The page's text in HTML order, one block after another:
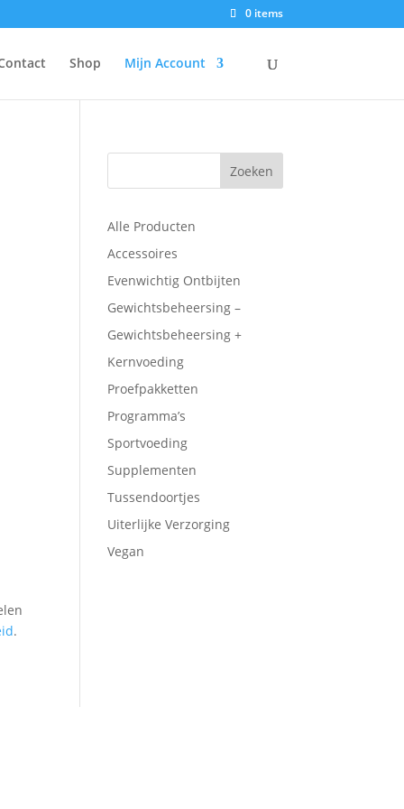
0 items
Shop Mijn Account
.
Alle Producten
Accessoires
Evenwichtig Ontbijten
Gewichtsbeheersing –
Gewichtsbeheersing +
Kernvoeding
Proefpakketten
Programma’s
Sportvoeding
Supplementen
Tussendoortjes
Uiterlijke Verzorging
Vegan